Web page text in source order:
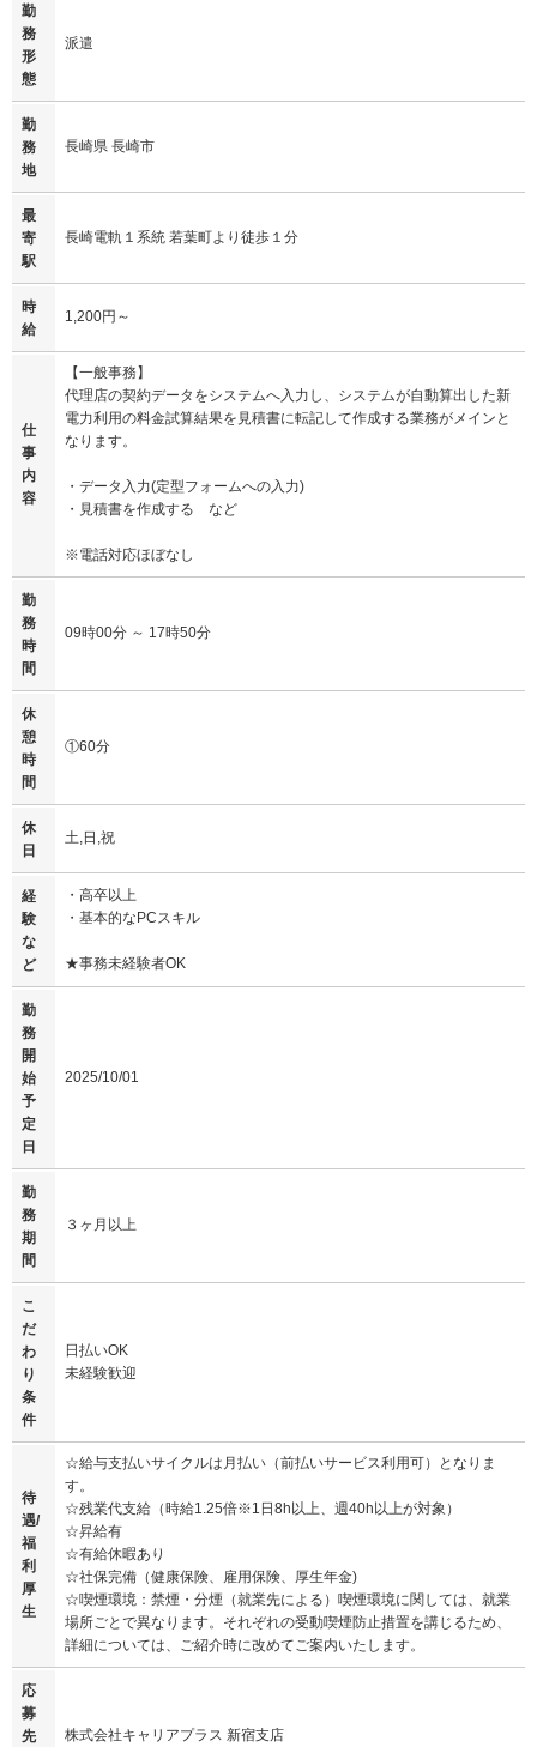
勤
務
形
態
派遣
勤
務
地
長崎県 長崎市
最
寄
駅
長崎電軌１系統 若葉町より徒歩１分
時
給
1,200円～
仕
事
内
容
【一般事務】
代理店の契約データをシステムへ入力し、システムが自動算出した新
電力利用の料金試算結果を見積書に転記して作成する業務がメインと
なります。
・データ入力(定型フォームへの入力)
・見積書を作成する など
※電話対応ほぼなし
勤
務
時
間
09時00分 ～ 17時50分
休
憩
時
間
①60分
休
日
土,日,祝
経
験
な
ど
・高卒以上
・基本的なPCスキル
★事務未経験者OK
勤
務
開
始
予
定
日
2025/10/01
勤
務
期
間
３ヶ月以上
こ
だ
わ
り
条
件
日払いOK
未経験歓迎
待
遇/
福
利
厚
生
☆給与支払いサイクルは月払い（前払いサービス利用可）となりま
す。
☆残業代支給（時給1.25倍※1日8h以上、週40h以上が対象）
☆昇給有
☆有給休暇あり
☆社保完備（健康保険、雇用保険、厚生年金)
☆喫煙環境：禁煙・分煙（就業先による）喫煙環境に関しては、就業
場所ごとで異なります。それぞれの受動喫煙防止措置を講じるため、
詳細については、ご紹介時に改めてご案内いたします。
応
募
先
株式会社キャリアプラス 新宿支店